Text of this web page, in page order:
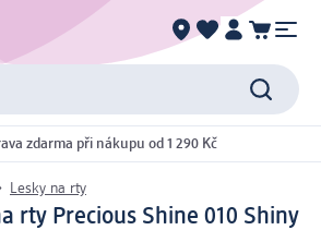
zdarma při nákupu od 1 290 Kč
Lesky na rty
rty Precious Shine 010 Shiny